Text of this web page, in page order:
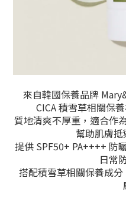
來自韓國保養品牌
CICA 積雪草相關保
質地清爽不厚重，適合作
幫助肌膚抵
提供 SPF50+ PA++++ 防
日常
搭配積雪草相關保養成